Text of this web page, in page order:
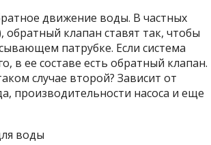
движение воды. В частных
клапан ставят так, чтобы
патрубке. Если система
в ее составе есть обратный клапан.
случае второй? Зависит от
производительности насоса и еще